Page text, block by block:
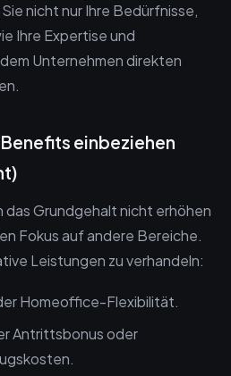
nicht nur Ihre Bedürfnisse,
Ihre Expertise und
Unternehmen direkten
einbeziehen
das Grundgehalt nicht erhöhen
Fokus auf andere Bereiche.
Leistungen zu verhandeln:
Homeoffice-Flexibilität.
Antrittsbonus oder